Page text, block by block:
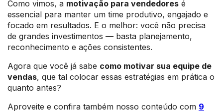
Como vimos, a motivação para vendedores é
essencial para manter um time produtivo, engajado e
focado em resultados. E o melhor: você não precisa
de grandes investimentos — basta planejamento,
reconhecimento e ações consistentes.
Agora que você já sabe como motivar sua equipe de
vendas, que tal colocar essas estratégias em prática o
quanto antes?
Aproveite e confira também nosso conteúdo com 9